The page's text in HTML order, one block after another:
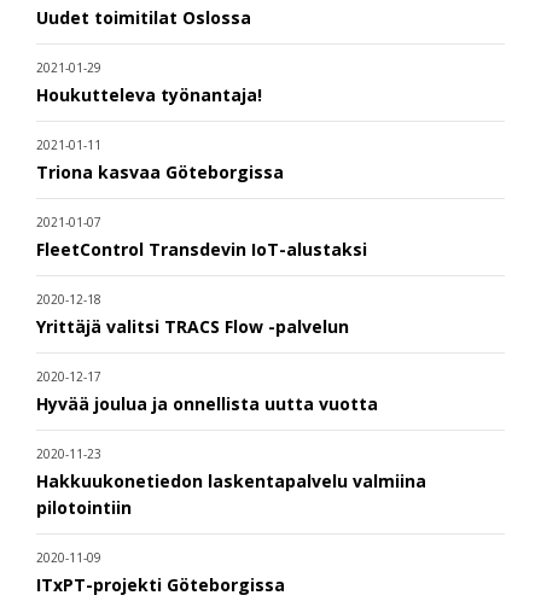
Uudet toimitilat Oslossa
2021-01-29
Houkutteleva työnantaja!
2021-01-11
Triona kasvaa Göteborgissa
2021-01-07
FleetControl Transdevin IoT-alustaksi
2020-12-18
Yrittäjä valitsi TRACS Flow -palvelun
2020-12-17
Hyvää joulua ja onnellista uutta vuotta
2020-11-23
Hakkuukonetiedon laskentapalvelu valmiina
pilotointiin
2020-11-09
ITxPT-projekti Göteborgissa